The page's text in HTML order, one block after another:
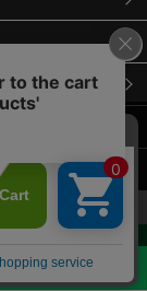
14-ライフジャケット
りすまし防止
(Cookie)を使用
関しては、「プ